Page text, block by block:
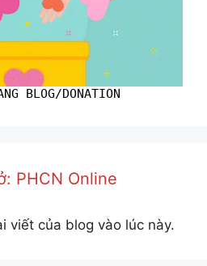
BLOG/DONATION
PHCN Online
viết của blog vào lúc này.